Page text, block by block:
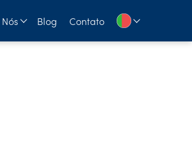
Blog Contato